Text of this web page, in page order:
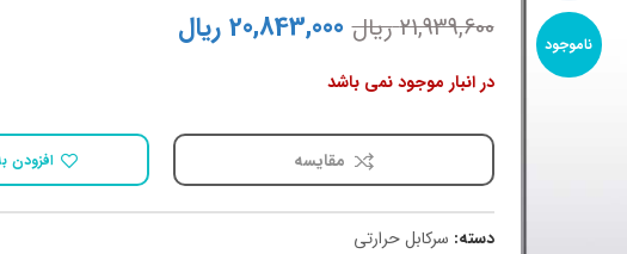
ناموجود 21,939,600 ریال 20,843,000 ریال
در انبار موجود نمی باشد
مقایسه افزودن
دسته: سرکابل حرارتی